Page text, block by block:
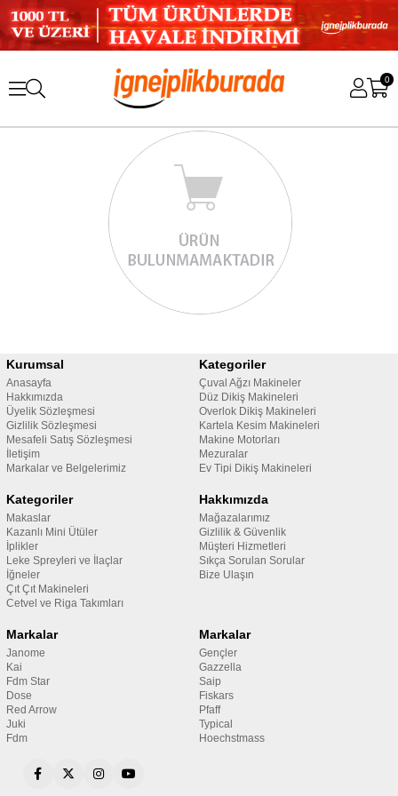
0
Kurumsal
Anasayfa
Hakkımızda
Üyelik Sözleşmesi
Gizlilik Sözleşmesi
Mesafeli Satış Sözleşmesi
İletişim
Markalar ve Belgelerimiz
Kategoriler
Çuval Ağzı Makineler
Düz Dikiş Makineleri
Overlok Dikiş Makineleri
Kartela Kesim Makineleri
Makine Motorları
Mezuralar
Ev Tipi Dikiş Makineleri
Kategoriler
Makaslar
Kazanlı Mini Ütüler
İplikler
Leke Spreyleri ve İlaçlar
İğneler
Çıt Çıt Makineleri
Cetvel ve Riga Takımları
Hakkımızda
Mağazalarımız
Gizlilik & Güvenlik
Müşteri Hizmetleri
Sıkça Sorulan Sorular
Bize Ulaşın
Markalar
Janome
Kai
Fdm Star
Dose
Red Arrow
Juki
Fdm
Markalar
Gençler
Gazzella
Saip
Fiskars
Pfaff
Typical
Hoechstmass